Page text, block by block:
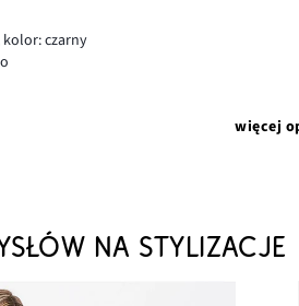
kolor: czarny
więcej
NA STYLIZACJE